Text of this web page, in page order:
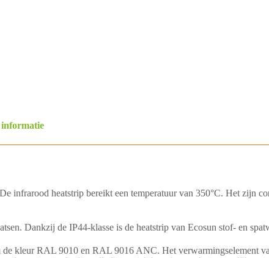
infrarood heatstrip bereikt een temperatuur van 350°C. Het zijn
Dankzij de IP44-klasse is de heatstrip van Ecosun stof- en
kleur RAL 9010 en RAL 9016 ANC. Het verwarmingselement